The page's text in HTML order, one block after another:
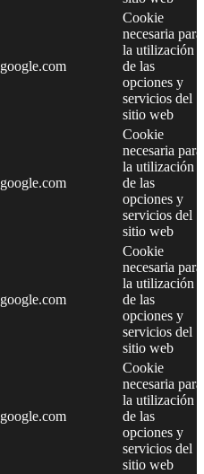
google.com
Cookie
necesaria para
la utilización
de las
opciones y
servicios del
sitio web
google.com
Cookie
necesaria para
la utilización
de las
opciones y
servicios del
sitio web
google.com
Cookie
necesaria para
la utilización
de las
opciones y
servicios del
sitio web
google.com
Cookie
necesaria para
la utilización
de las
opciones y
servicios del
sitio web